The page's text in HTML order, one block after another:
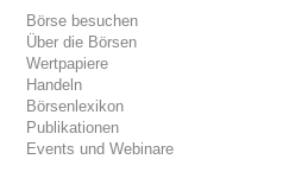
Börse besuchen
Über die Börsen
Wertpapiere
Handeln
Börsenlexikon
Publikationen
Events und Webinare